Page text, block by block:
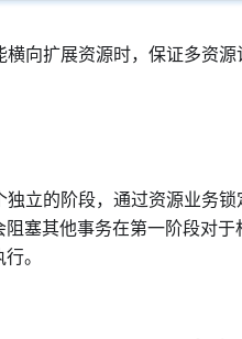
向扩展资源时，保证多资
立的阶段，通过资源业务
塞其他事务在第一阶段对于
。